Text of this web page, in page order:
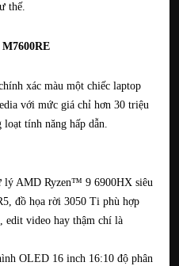
thế.
xác màu một chiếc laptop
với mức giá chỉ hơn 30 triệu
tính năng hấp dẫn.
lý AMD Ryzen™️ 9 6900HX siêu
đồ họa rời 3050 Ti phù hợp
edit video hay thậm chí là
OLED 16 inch 16:10 độ phân